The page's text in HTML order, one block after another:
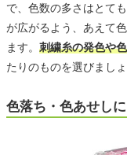
で、色数の多さはとて
が広がるよう、あえて
ます。 刺繍糸の発色や
たりのものを選びましょ
色落ち・色あせし